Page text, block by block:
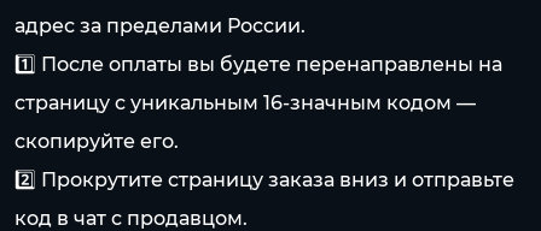
адрес за пределами России.
1️⃣ После оплаты вы будете перенаправлены на
страницу с уникальным 16-значным кодом —
скопируйте его.
2️⃣ Прокрутите страницу заказа вниз и отправьте
код в чат с продавцом.